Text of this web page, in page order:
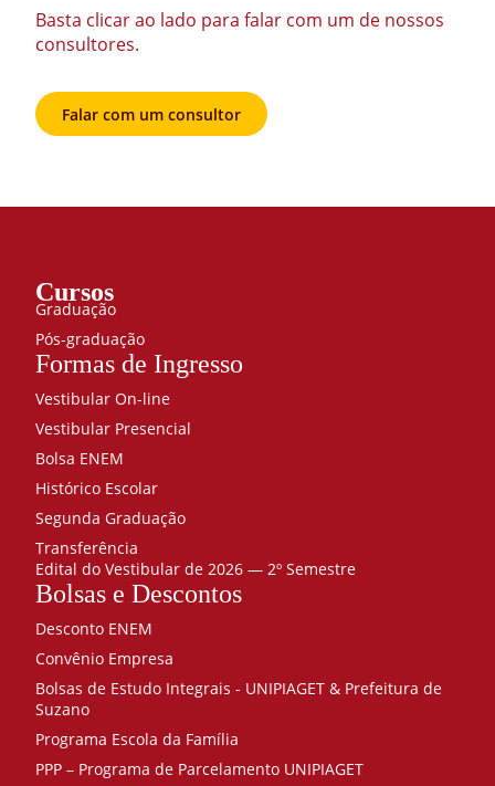
Basta clicar ao lado para falar com um de nossos
consultores.
Falar com um consultor
Cursos
Graduação
Pós-graduação
Formas de Ingresso
Vestibular On-line
Vestibular Presencial
Bolsa ENEM
Histórico Escolar
Segunda Graduação
Transferência
Edital do Vestibular de 2026 — 2º Semestre
Bolsas e Descontos
Desconto ENEM
Convênio Empresa
Bolsas de Estudo Integrais - UNIPIAGET & Prefeitura de
Suzano
Programa Escola da Família
PPP – Programa de Parcelamento UNIPIAGET